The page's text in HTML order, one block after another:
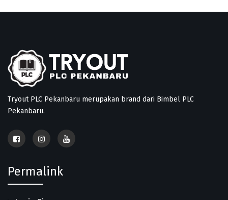
Tryout PLC Pekanbaru merupakan brand dari Bimbel PLC
Pekanbaru.
Permalink